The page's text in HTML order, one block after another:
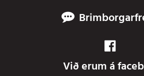
Við erum á